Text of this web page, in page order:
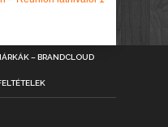
– BRANDCLOUD